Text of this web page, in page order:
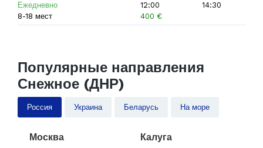
Ежедневно
12:00
14:30
8-18 мест
400 €
Популярные направления
Снежное (ДНР)
Россия Украина Беларусь На море
Москва Калуга